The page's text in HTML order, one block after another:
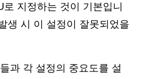
지정하는 것이 기본입니
생 시 이 설정이 잘못되었을
과 각 설정의 중요도를 설